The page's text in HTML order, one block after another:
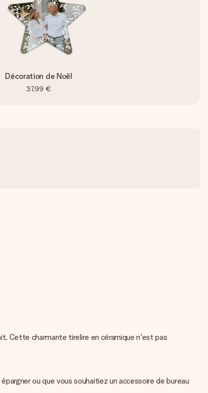
Décoration de Noël
37,99 €
Cette charmante tirelire en céramique n'est pas
ou que vous souhaitiez un accessoire de bureau